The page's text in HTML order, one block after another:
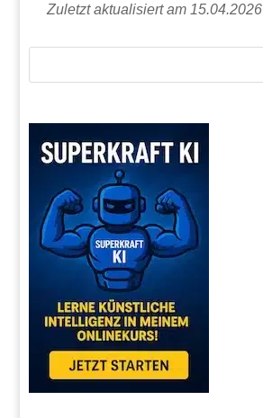
Zuletzt aktualisiert am 15.04.2026